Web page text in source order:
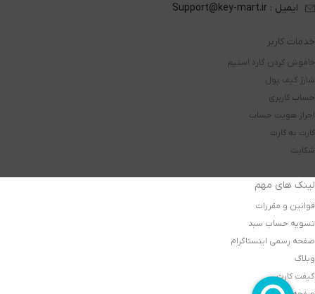
ایمیل : Support@key-mart.ir
خدمات کاربر
خاموش کردن گارد استیم
شارژ کیف پول
حساب کاربری
احراز هویت حساب
کارت به کارت
شکایت
لینک های مهم
قوانین و مقررات
تسویه حساب سبد
صفحه رسمی اینستاگرام
وبلاگ
گیفت کارت